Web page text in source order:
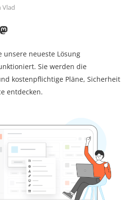
Vlad
unsere neueste Lösung
Sie werden die
kostenpflichtige Pläne, Sicherheit
entdecken.